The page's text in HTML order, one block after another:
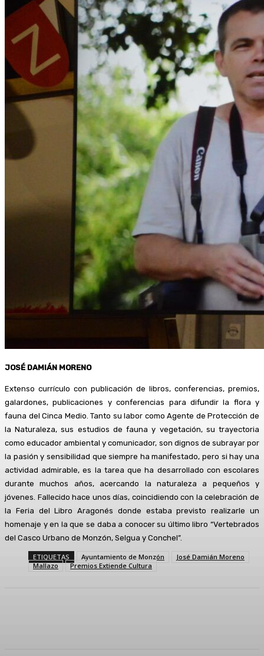
JOSÉ DAMIÁN MORENO
Extenso currículo con publicación de libros, conferencias, premios,
galardones, publicaciones y conferencias para difundir la flora y
fauna del Cinca Medio. Tanto su labor como Agente de Protección de
la Naturaleza, sus estudios de fauna y vegetación, su trayectoria
como educador ambiental y comunicador, son dignos de subrayar por
la pasión y sensibilidad que siempre ha manifestado, pero si hay una
actividad admirable, es la tarea que ha desarrollado con escolares
durante muchos años, acercando la naturaleza a pequeños y
jóvenes. Fallecido hace unos días, coincidiendo con la celebración de
la Feria del Libro Aragonés donde estaba previsto realizarle un
homenaje y en la que se daba a conocer su último libro “Vertebrados
del Casco Urbano de Monzón, Selgua y Conchel”.
ETIQUETAS Ayuntamiento de Monzón
José Damián Moreno
Mallazo
Premios Extiende Cultura